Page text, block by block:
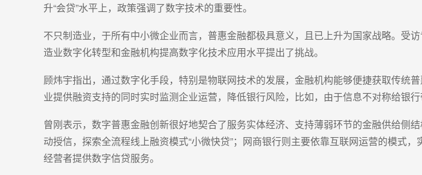
升“会贷”水平上，政策强调了数字技术的重要性。
不只制造业，于所有中小微企业而言，普惠金融都极具意义，且已上升为国家战略。受
造业数字化转型和金融机构提高数字化技术应用水平提出了挑战。
顾炜宇指出，通过数字化手段，特别是物联网技术的发展，金融机构能够便捷获取传统
业提供融资支持的同时实时监测企业运营，降低银行风险，比如，由于信息不对称给银
曾刚表示，数字普惠金融创新很好地契合了服务实体经济、支持薄弱环节的金融供给侧
动授信，探索全流程线上融资模式“小微快贷”；网商银行则主要依靠互联网运营的模式
经营者提供数字信贷服务。